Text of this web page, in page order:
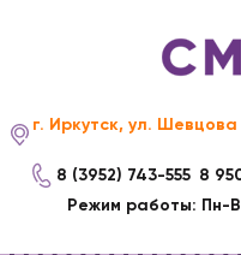
г. Иркутск, ул.
8 (3952) 743-555 8
Режим работы: Пн-